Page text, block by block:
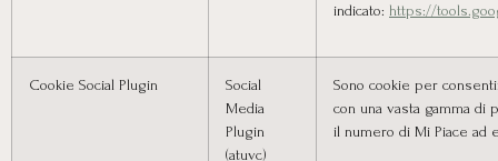
indicato: https://
Cookie Social Plugin
Social
Media
Plugin
(atuvc)
Sono cookie per
con una vasta gamma di
il numero di Mi Piace ad